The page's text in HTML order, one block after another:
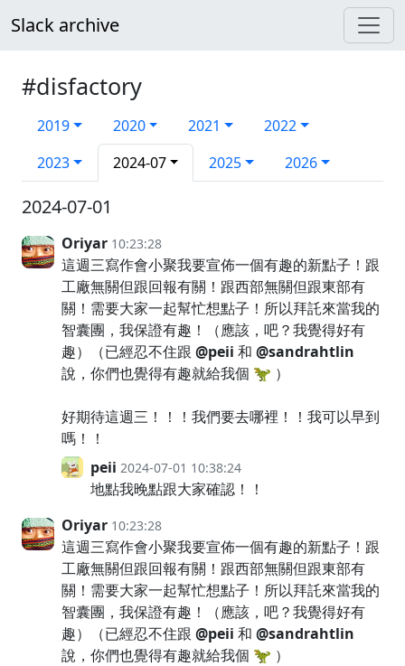
Slack archive
#disfactory
2019 2020 2021
2022
2023
2024-07 2025 2026
2024-07-01
Oriyar 10:23:28
這週三寫作會小聚我要宣佈一個有趣的新點子！跟
工廠無關但跟回報有關！跟西部無關但跟東部有
關！需要大家一起幫忙想點子！所以拜託來當我的
智囊團，我保證有趣！（應該，吧？我覺得好有
趣）（已經忍不住跟 @peii 和 @sandrahtlin
說，你們也覺得有趣就給我個 🦖 ）
好期待這週三！！！我們要去哪裡！！我可以早到
嗎！！
peii 2024-07-01 10:38:24
地點我晚點跟大家確認！！
Oriyar 10:23:28
這週三寫作會小聚我要宣佈一個有趣的新點子！跟
工廠無關但跟回報有關！跟西部無關但跟東部有
關！需要大家一起幫忙想點子！所以拜託來當我的
智囊團，我保證有趣！（應該，吧？我覺得好有
趣）（已經忍不住跟 @peii 和 @sandrahtlin
說，你們也覺得有趣就給我個 🦖 ）